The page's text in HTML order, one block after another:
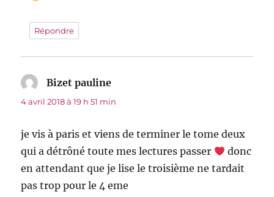
Répondre
Bizet pauline
4 avril 2018 à 19 h 51 min
je vis à paris et viens de terminer le tome deux
qui a détrôné toute mes lectures passer
donc
en attendant que je lise le troisième ne tardait
pas trop pour le 4 eme